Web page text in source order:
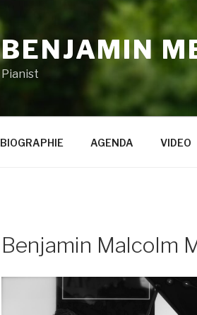
BENJAMIN
Pianist
BIOGRAPHIE AGENDA VIDEO
Benjamin Malcolm